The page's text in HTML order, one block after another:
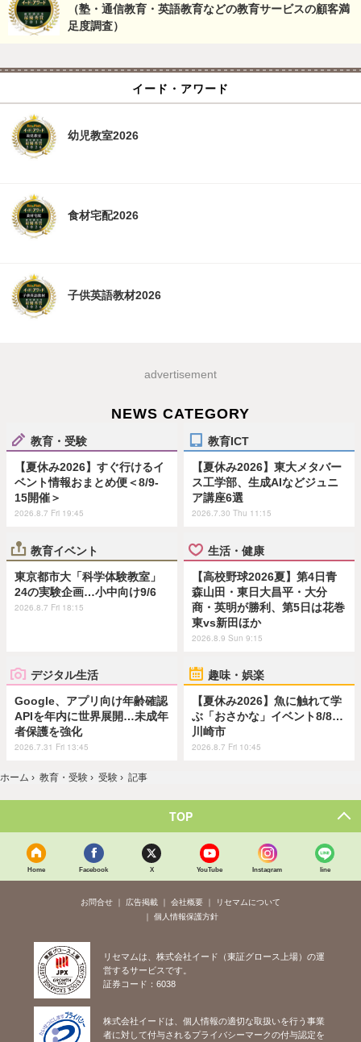
（塾・通信教育・英語教育などの教育サービスの顧客満
足度調査）
イード・アワード
幼児教室2026
食材宅配2026
子供英語教材2026
advertisement
NEWS CATEGORY
教育・受験
【夏休み2026】すぐ行けるイ
ベント情報おまとめ便＜8/9-
15開催＞
2026.8.7 Fri 19:45
教育ICT
【夏休み2026】東大メタバー
ス工学部、生成AIなどジュニ
ア講座6選
2026.7.30 Thu 11:15
教育イベント
東京都市大「科学体験教室」
24の実験企画…小中向け9/6
2026.8.7 Fri 18:15
生活・健康
【高校野球2026夏】第4日青
森山田・東日大昌平・大分
商・英明が勝利、第5日は花巻
東vs新田ほか
2026.8.9 Sun 9:15
デジタル生活
Google、アプリ向け年齢確認
APIを年内に世界展開…未成年
者保護を強化
2026.7.31 Fri 13:45
趣味・娯楽
【夏休み2026】魚に触れて学
ぶ「おさかな」イベント8/8…
川崎市
2026.8.7 Fri 10:45
ホーム › 教育・受験 › 受験 › 記事
TOP
Home Facebook X YouTube Instagram line
お問合せ 広告掲載 会社概要
リセマムについて
個人情報保護方針
リセマムは、株式会社イード（東証グロース上場）の運
営するサービスです。
証券コード：6038
株式会社イードは、個人情報の適切な取扱いを行う事業
者に対して付与されるプライバシーマークの付与認定を